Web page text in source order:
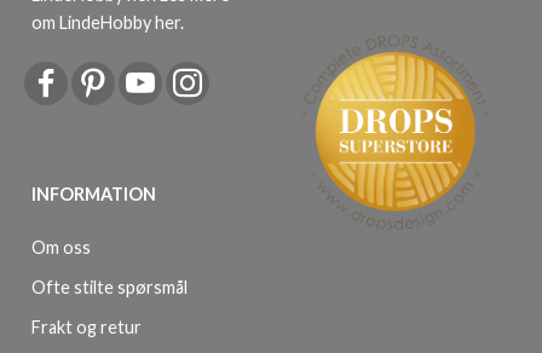
om LindeHobby her.
INFORMATION
Om oss
Ofte stilte spørsmål
Frakt og retur